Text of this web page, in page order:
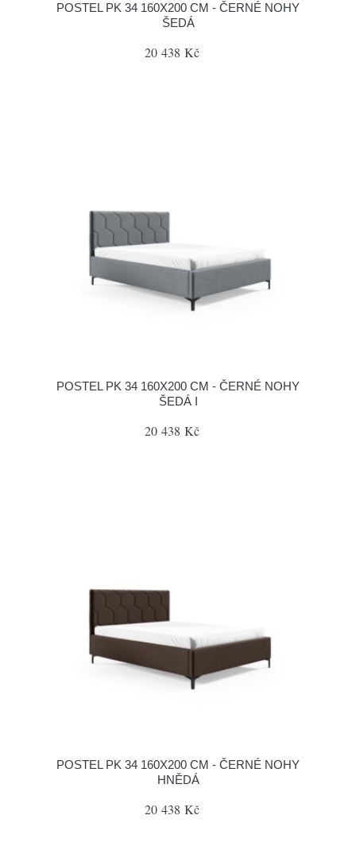
POSTEL PK 34 160X200 CM - ČERNÉ NOHY
ŠEDÁ
20 438 Kč
POSTEL PK 34 160X200 CM - ČERNÉ NOHY
ŠEDÁ I
20 438 Kč
POSTEL PK 34 160X200 CM - ČERNÉ NOHY
HNĚDÁ
20 438 Kč